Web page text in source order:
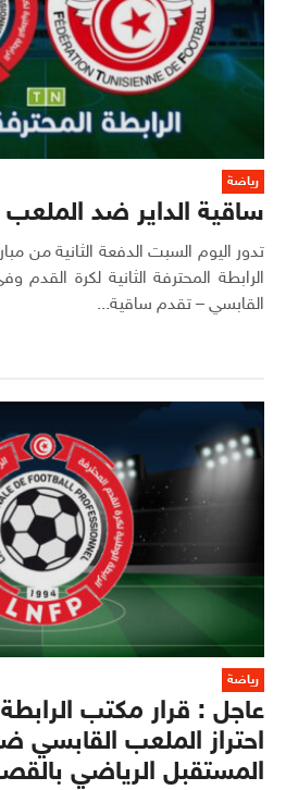
رياضة
ساقية الداير ضد
الرابطة المحترفة الثانية لكرة القدم
القابسي – تقدم ساقية...
رياضة
عاجل : قرار مكتب
احتراز الملعب القابسي
المستقبل الرياضي